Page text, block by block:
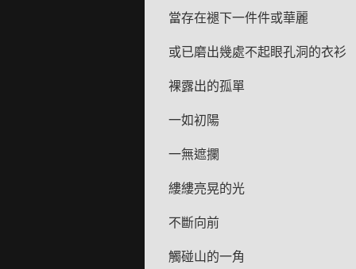
當存在褪下一件件或華麗
或已磨出幾處不起眼孔洞的衣衫
裸露出的孤單
一如初陽
一無遮攔
縷縷亮晃的光
不斷向前
觸碰山的一角